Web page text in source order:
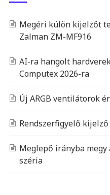
Megéri külön kijelzőt
Zalman ZM-MF916
AI-ra hangolt
Computex 2026-ra
Új ARGB ventilátorok
Rendszerfigyelő
Meglepő irányba megy
széria